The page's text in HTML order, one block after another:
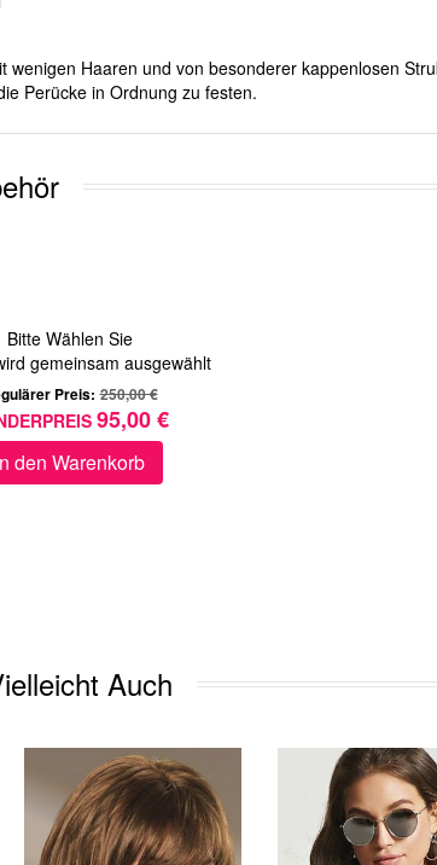
Haaren und von besonderer kappenlosen
Perücke in Ordnung zu festen.
Bitte Wählen Sie
gemeinsam ausgewählt
Preis: 250,00 €
95,00 €
den Warenkorb
Auch